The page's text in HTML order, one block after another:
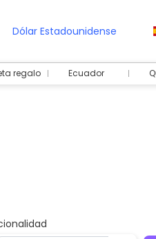
Dólar Estadounidense
regalo Ecuador